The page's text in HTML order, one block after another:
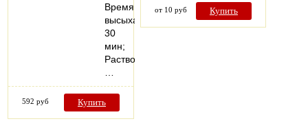
Время
высыхания:
30
мин;
Растворитель:
592 руб Купить
от 10 руб Купить